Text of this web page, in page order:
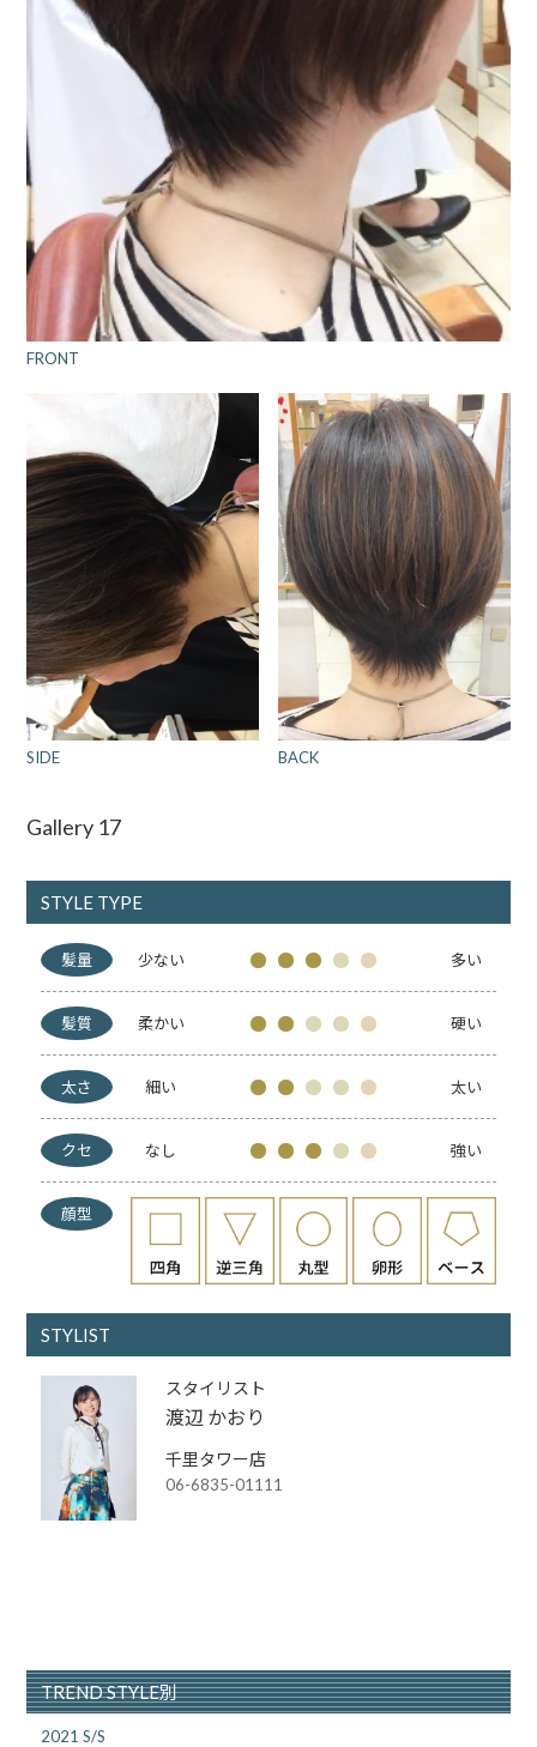
FRONT
SIDE BACK
Gallery 17
STYLE TYPE
髪量 少ない 多い
髪質 柔かい 硬い
太さ 細い 太い
クセ なし 強い
顔型
STYLIST
スタイリスト
渡辺 かおり
千里タワー店
06-6835-01111
TREND STYLE別
2021 S/S